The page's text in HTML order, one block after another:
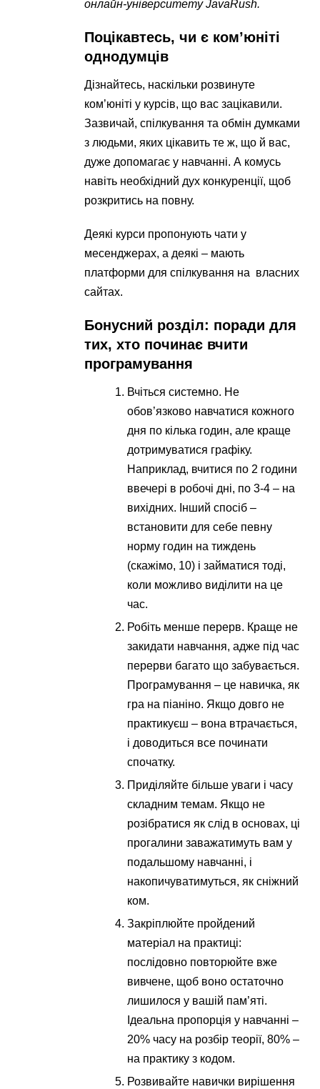
онлайн-університету JavaRush.
Поцікавтесь, чи є ком’юніті
однодумців
Дізнайтесь, наскільки розвинуте
ком’юніті у курсів, що вас зацікавили.
Зазвичай, спілкування та обмін думками
з людьми, яких цікавить те ж, що й вас,
дуже допомагає у навчанні. А комусь
навіть необхідний дух конкуренції, щоб
розкритись на повну.
Деякі курси пропонують чати у
месенджерах, а деякі – мають
платформи для спілкування на власних
сайтах.
Бонусний розділ: поради для
тих, хто починає вчити
програмування
Вчіться системно. Не
обов’язково навчатися кожного
дня по кілька годин, але краще
дотримуватися графіку.
Наприклад, вчитися по 2 години
ввечері в робочі дні, по 3-4 – на
вихідних. Інший спосіб –
встановити для себе певну
норму годин на тиждень
(скажімо, 10) і займатися тоді,
коли можливо виділити на це
час.
Робіть менше перерв. Краще не
закидати навчання, адже під час
перерви багато що забувається.
Програмування – це навичка, як
гра на піаніно. Якщо довго не
практикуєш – вона втрачається,
і доводиться все починати
спочатку.
Приділяйте більше уваги і часу
складним темам. Якщо не
розібратися як слід в основах, ці
прогалини заважатимуть вам у
подальшому навчанні, і
накопичуватимуться, як сніжний
ком.
Закріплюйте пройдений
матеріал на практиці:
послідовно повторюйте вже
вивчене, щоб воно остаточно
лишилося у вашій пам’яті.
Ідеальна пропорція у навчанні –
20% часу на розбір теорії, 80% –
на практику з кодом.
Розвивайте навички вирішення